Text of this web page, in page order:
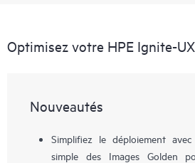
Optimisez votre HPE Ignite-UX
Nouveautés
Simplifiez le déploiement
simple des Images Golden